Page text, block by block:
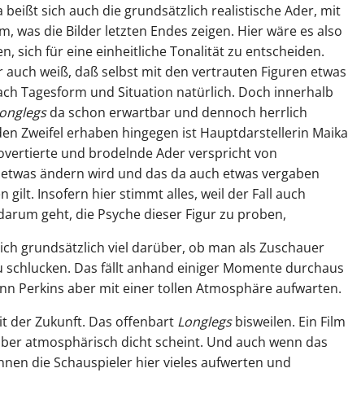
beißt sich auch die grundsätzlich realistische Ader, mit
was die Bilder letzten Endes zeigen. Hier wäre es also
sich für eine einheitliche Tonalität zu entscheiden.
auch weiß, daß selbst mit den vertrauten Figuren etwas
Tagesform und Situation natürlich. Doch innerhalb
da schon erwartbar und dennoch herrlich
Zweifel erhaben hingegen ist Hauptdarstellerin Maika
und brodelnde Ader verspricht von
ändern wird und das da auch etwas vergaben
gilt. Insofern hier stimmt alles, weil der Fall auch
geht, die Psyche dieser Figur zu proben,
grundsätzlich viel darüber, ob man als Zuschauer
schlucken. Das fällt anhand einiger Momente durchaus
Perkins aber mit einer tollen Atmosphäre aufwarten.
der Zukunft. Das offenbart Longlegsbisweilen. Ein Film
atmosphärisch dicht scheint. Und auch wenn das
die Schauspieler hier vieles aufwerten und